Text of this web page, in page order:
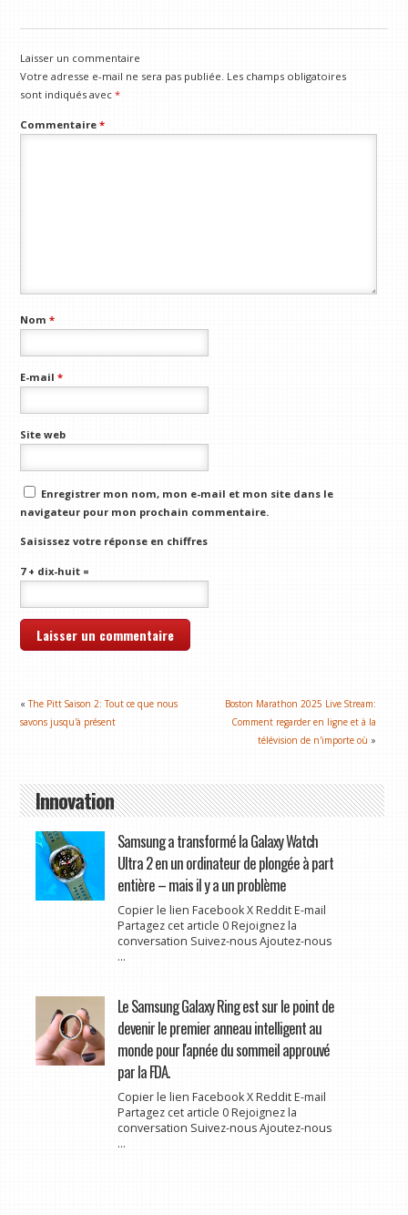
Laisser un commentaire
Votre adresse e-mail ne sera pas publiée. Les champs obligatoires
sont indiqués avec*
Commentaire*
Nom*
E-mail*
Site web
Enregistrer mon nom, mon e-mail et mon site dans le
navigateur pour mon prochain commentaire.
Saisissez votre réponse en chiffres
7 + dix-huit =
«The Pitt Saison 2: Tout ce que nous
savons jusqu'à présent
Boston Marathon 2025 Live Stream:
Comment regarder en ligne et à la
télévision de n'importe où »
Innovation
Samsung a transformé la Galaxy Watch
Ultra 2 en un ordinateur de plongée à part
entière – mais il y a un problème
Copier le lien Facebook X Reddit E-mail
Partagez cet article 0 Rejoignez la
conversation Suivez-nous Ajoutez-nous
...
Le Samsung Galaxy Ring est sur le point de
devenir le premier anneau intelligent au
monde pour l'apnée du sommeil approuvé
par la FDA.
Copier le lien Facebook X Reddit E-mail
Partagez cet article 0 Rejoignez la
conversation Suivez-nous Ajoutez-nous
...